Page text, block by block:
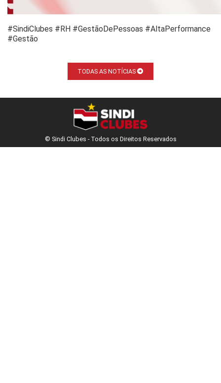
#SindiClubes #RH #GestãoDePessoas #AltaPerformance
#Gestão
TODAS AS NOTÍCIAS
© Sindi Clubes - Todos os Direitos Reservados